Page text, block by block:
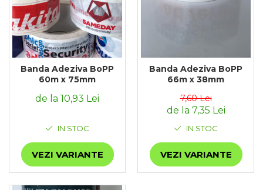
Banda Adeziva BoPP
60m x 75mm
de la 10,93 Lei
IN STOC
VEZI VARIANTE
Banda Adeziva BoPP
66m x 38mm
7,60 Lei
de la 7,35 Lei
IN STOC
VEZI VARIANTE